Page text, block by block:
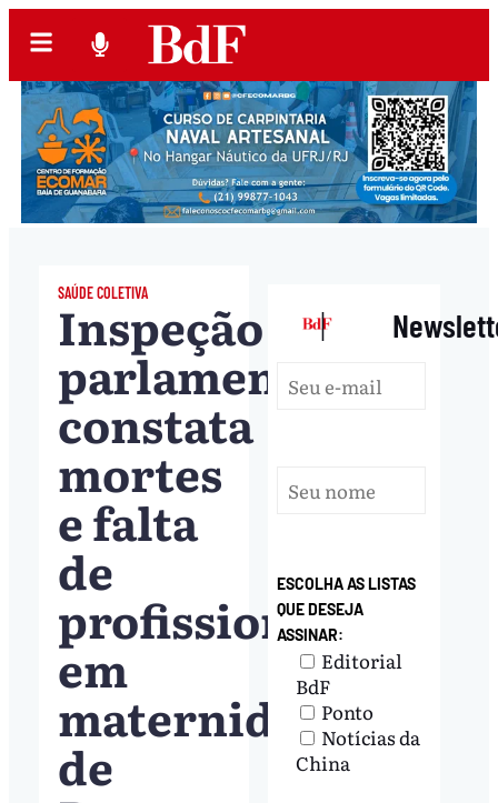
SAÚDE COLETIVA
Inspeção
parlamentar
constata
mortes
e falta
de
profissionais
em
maternidade
de
|
ESCOLHA AS LISTAS
QUE DESEJA
ASSINAR:
Editorial
BdF
Ponto
Notícias da
China